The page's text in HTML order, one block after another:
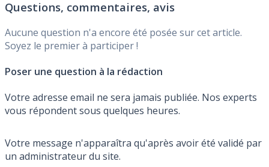
Questions, commentaires, avis
Aucune question n'a encore été posée sur cet article.
Soyez le premier à participer !
Poser une question à la rédaction
Votre adresse email ne sera jamais publiée. Nos experts
vous répondent sous quelques heures.
Votre message n'apparaîtra qu'après avoir été validé par
un administrateur du site.